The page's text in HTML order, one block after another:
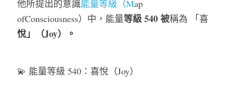
他所提出的意識能量等級（Map
ofConsciousness）中，能量等級 540 被稱為 「喜
悅」（Joy）。
💫 能量等級 540：喜悅（Joy）